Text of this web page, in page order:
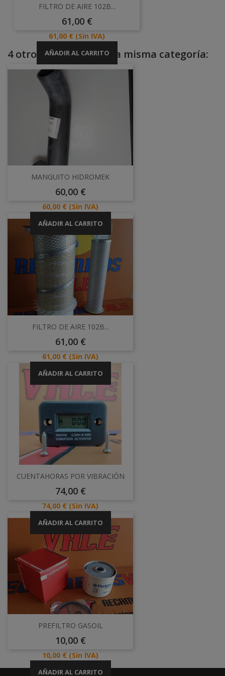
FILTRO DE AIRE 102B...
Precio
61,00 €
Precio
61,00 € (Sin IVA)
AÑADIR AL CARRITO
4 otros productos en la misma categoría:
MANGUITO HIDROMEK
Precio
60,00 €
Precio
60,00 € (Sin IVA)
AÑADIR AL CARRITO
FILTRO DE AIRE 102B...
Precio
61,00 €
Precio
61,00 € (Sin IVA)
AÑADIR AL CARRITO
CUENTAHORAS POR VIBRACIÓN
Precio
74,00 €
Precio
74,00 € (Sin IVA)
AÑADIR AL CARRITO
PREFILTRO GASOIL
Precio
10,00 €
Precio
10,00 € (Sin IVA)
AÑADIR AL CARRITO